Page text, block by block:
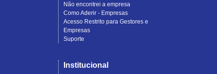
Não encontrei a empresa
Como Aderir - Empresas
Acesso Restrito para Gestores e
Empresas
Suporte
Institucional